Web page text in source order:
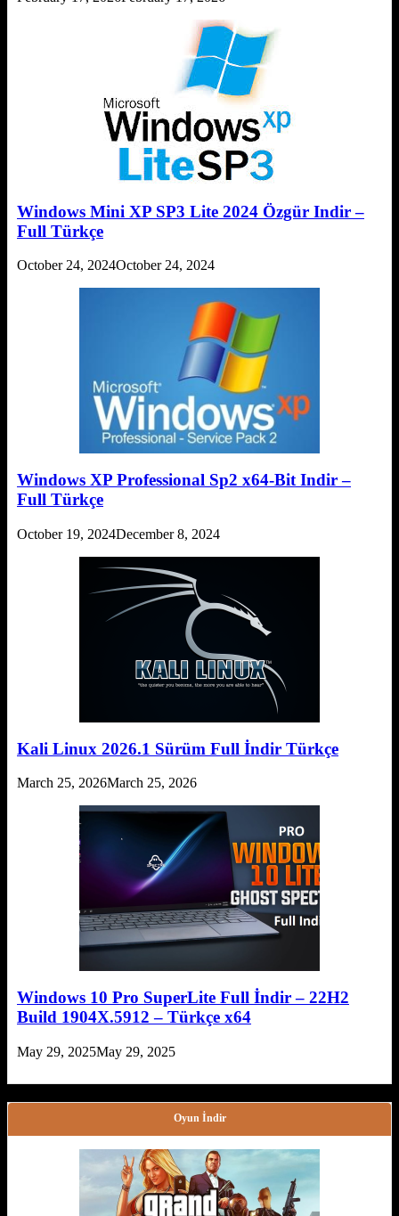
Windows Mini XP SP3 Lite 2024 Özgür Indir –
Full Türkçe
October 24, 2024October 24, 2024
Windows XP Professional Sp2 x64-Bit Indir –
Full Türkçe
October 19, 2024December 8, 2024
Kali Linux 2026.1 Sürüm Full İndir Türkçe
March 25, 2026March 25, 2026
Windows 10 Pro SuperLite Full İndir – 22H2
Build 1904X.5912 – Türkçe x64
May 29, 2025May 29, 2025
Oyun İndir